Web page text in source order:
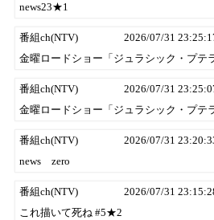
news23★1
番組ch(NTV)
2026/07/31
金曜ロードショー「ジュラシック・プ
番組ch(NTV)
2026/07/31
金曜ロードショー「ジュラシック・プ
番組ch(NTV)
2026/07/31
news zero
番組ch(NTV)
2026/07/31
これ描いて死ね #5★2